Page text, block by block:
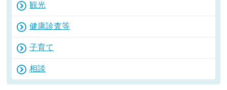
観光
健康診査等
子育て
相談